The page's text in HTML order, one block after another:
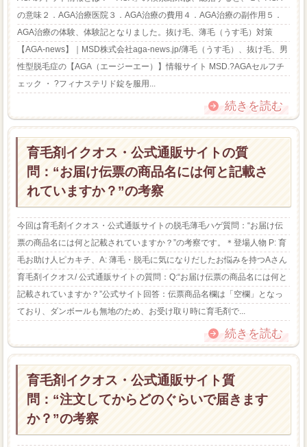
の意味２．AGA治療医院３．AGA治療の費用４．AGA治療の副作用５．
AGA治療の体験、体験記となりました。抜け毛、薄毛（うす毛）対策
【AGA-news】｜MSD株式会社aga-news.jp/薄毛（うす毛）、抜け毛、男
性型脱毛症の【AGA（エージーエー）】情報サイト MSD.?AGAセルフチ
ェック ・ ?フィナステリド錠を服用...
続きを読む
育毛剤イクオス・公式通販サイトの質
問：“お届け伝票の商品名には何と記載さ
れていますか？”の考察
今回は育毛剤イクオス・公式通販サイトの脱毛薄毛ハゲ質問：“お届け伝
票の商品名には何と記載されていますか？”の考察です。＊登場人物 P: 育
毛お助け人ピカキチ、A: 薄毛・脱毛に気になりだしたお悩みを持つAさん
育毛剤イクオス/ 公式通販サイトの質問：Q:“お届け伝票の商品名には何と
記載されていますか？”公式サイト回答：伝票商品名欄は「空欄」となっ
ており、ダンボールも無地のため、お受け取り時に育毛剤で...
続きを読む
育毛剤イクオス・公式通販サイト質
問：“注文してからどのぐらいで届きます
か？”の考察